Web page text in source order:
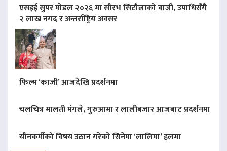
एसइई सुपर मोडल २०२६ मा सौरभ सिटौलाको बाजी, उपाधिसँगै
२ लाख नगद र अन्तर्राष्ट्रिय अवसर
फिल्म ‘काजी’ आजदेखि प्रदर्शनमा
चलचित्र मालती मंगले, गुरुआमा र लालीबजार आजबाट प्रदर्शनमा
यौनकर्मीको विषय उठान गरेको सिनेमा ‘लालिमा’ हलमा